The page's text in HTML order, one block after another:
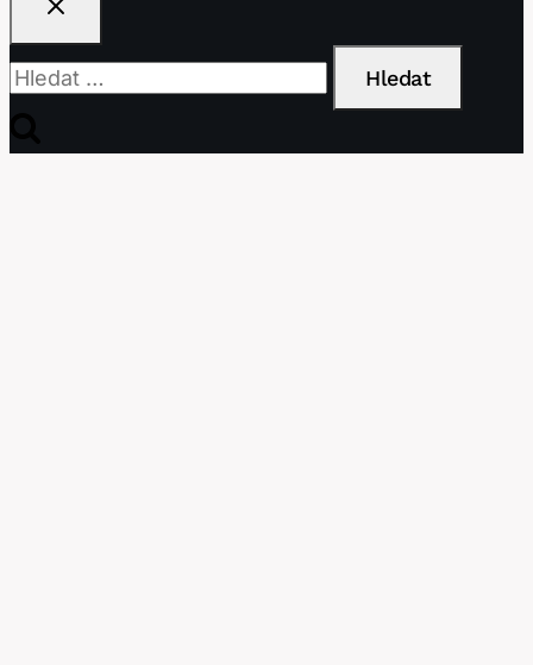
Vyhledávání